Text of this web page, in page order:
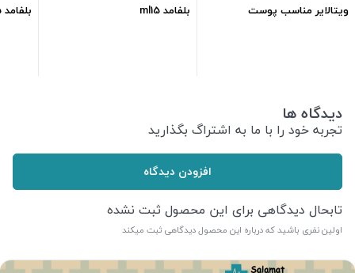
ویتالایر مناسب پوست
بلفامد ml15
بلفامد ml15
دیدگاه ها
تجربه خود را با ما به اشتراگ بگذارید
افزودن دیدگاه
تابحال دیدگاهی برای این محصول ثبت نشده
اولین نفری باشید که درباره این محصول دیدگاهی ثبت میکند